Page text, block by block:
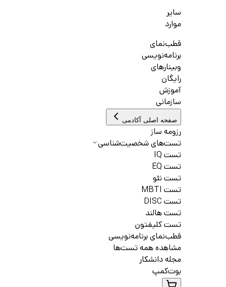
سایر
موارد
قطب‌نمای
برنامه‌نویسی
وبینارهای
رایگان
آموزش
سازمانی
صفحه اصلی آکادمی
رزومه ساز
تست‌های شخصیت‌شناسی
تست IQ
تست EQ
تست نئو
تست MBTI
تست DISC
تست هالند
تست کلیفتون
قطب‌نمای برنامه‌نویسی
مشاهده همه تست‌ها
مجله دانشکار
بوت‌کمپ